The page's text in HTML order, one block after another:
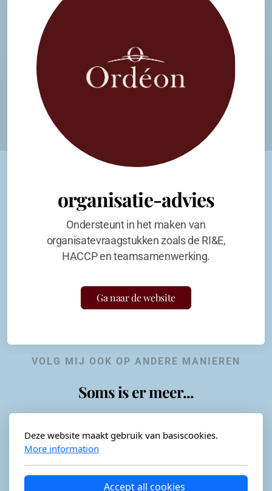
organisatie-advies
Ondersteunt in het maken van
organisatevraagstukken zoals de RI&E,
HACCP en teamsamenwerking.
Ga naar de website
VOLG MIJ OOK OP ANDERE MANIEREN
Soms is er meer...
Horeca-advies
Deze website maakt gebruik van basiscookies.
More information
Accept all cookies